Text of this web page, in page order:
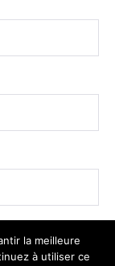
la meilleure
à utiliser ce